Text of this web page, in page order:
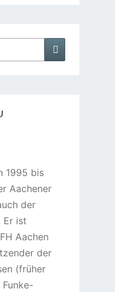
Suchen
1995 bis
Aachener
der
Er ist
Aachen
der
(früher